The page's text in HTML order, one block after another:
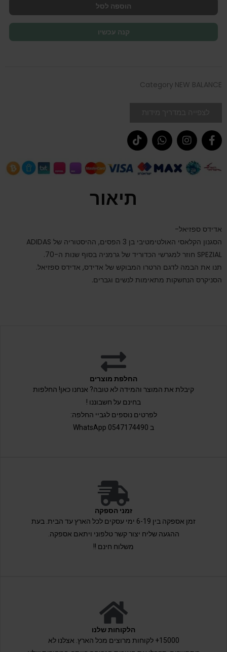
הוספה לסל
קנה עכשיו
Category NEW BALANCE
תיאור
אדידס ספזיאל-
הסגנון הקלאסי האולטימטיבי בן 3 הפסים, ההיסטוריה של ADIDAS
SPEZIAL חוזר למגרשי הכדוריד של גרמניה בסוף שנות ה-70.
תנו את הבמה לדגם הרטרו המבוקש של אדידס, אדידס ספזיאל.
הסניקרס הנחשקות מתאימות לנשים וגברים.
החלפת מוצרים
קיבלת את המוצר והמידה לא טובה? אנחנו כאן! החלפות
בחינם על חשבוננו !
לפרטים נוספים לגביי החלפה:
ב 0547174490 WhatsApp
זמני הספקה
זמן אספקה בין 6-19 ימי עסקים לכל הארץ עד הבית. בעת
ההגעה שליח יצור קשר טלפוני ויתאם אספקה.
משלוח חינם !!
הלקוחות שלנו
15000+ לקוחות מרוצים מכל הארץ. אצלנו לא